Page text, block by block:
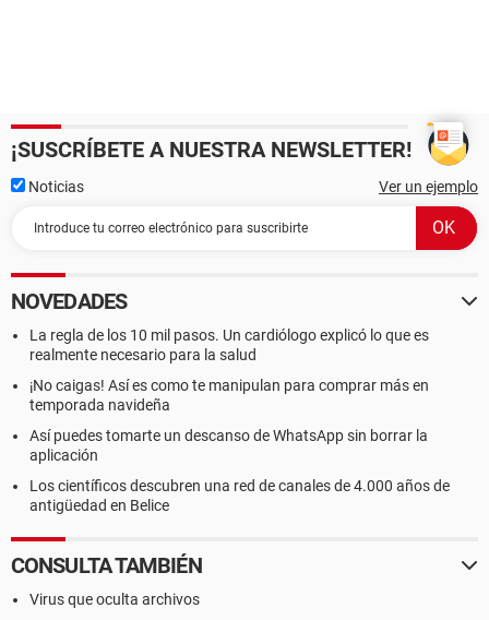
¡SUSCRÍBETE A NUESTRA NEWSLETTER!
Noticias Ver un ejemplo
NOVEDADES
La regla de los 10 mil pasos. Un cardiólogo explicó lo que es
realmente necesario para la salud
¡No caigas! Así es como te manipulan para comprar más en
temporada navideña
Así puedes tomarte un descanso de WhatsApp sin borrar la
aplicación
Los científicos descubren una red de canales de 4.000 años de
antigüedad en Belice
CONSULTA TAMBIÉN
Virus que oculta archivos